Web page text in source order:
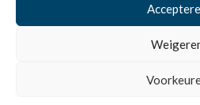
0
© 2026 Vereniging de Jonge